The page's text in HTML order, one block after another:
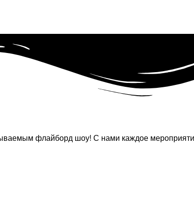
флайборд шоу! С нами каждое